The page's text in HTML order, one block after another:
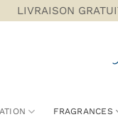
LIVRAISON
FRAGRANCES